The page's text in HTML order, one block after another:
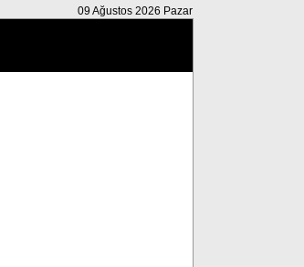
09 Ağustos 2026 Pazar